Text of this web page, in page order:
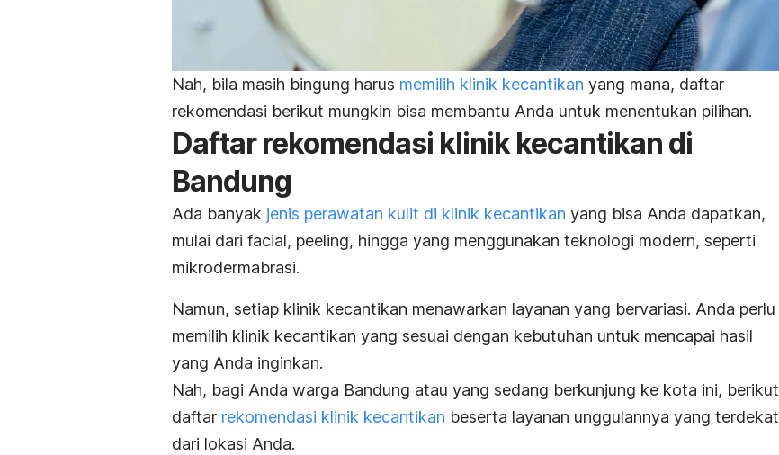
Nah, bila masih bingung harus memilih klinik kecantikan yang mana, daftar
rekomendasi berikut mungkin bisa membantu Anda untuk menentukan pilihan.
Daftar rekomendasi klinik kecantikan di
Bandung
Ada banyak jenis perawatan kulit di klinik kecantikan yang bisa Anda dapatkan,
mulai dari facial, peeling, hingga yang menggunakan teknologi modern, seperti
mikrodermabrasi.
Namun, setiap klinik kecantikan menawarkan layanan yang bervariasi. Anda perlu
memilih klinik kecantikan yang sesuai dengan kebutuhan untuk mencapai hasil
yang Anda inginkan.
Nah, bagi Anda warga Bandung atau yang sedang berkunjung ke kota ini, berikut
daftar rekomendasi klinik kecantikan beserta layanan unggulannya yang terdekat
dari lokasi Anda.